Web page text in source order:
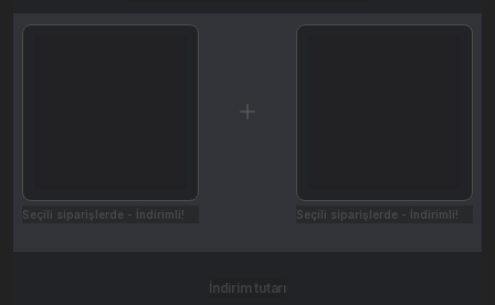
Seçili siparişlerde - İndirimli! Seçili siparişlerde - İndirimli!
İndirim tutarı